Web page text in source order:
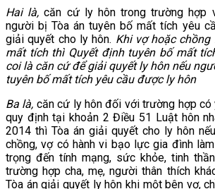
Hai là, căn cứ ly hôn trong trường hợp
người bị Tòa án tuyên bố mất tích yêu
giải quyết cho ly hôn. Khi vợ hoặc
mất tích thì Quyết định tuyên bố mất
coi là căn cứ để giải quyết ly hôn nếu
tuyên bố mất tích yêu cầu được ly hôn
Ba là, căn cứ ly hôn đối với trường hợp có
quy định tại khoản 2 Điều 51 Luật hôn
2014 thì Tòa án giải quyết cho ly hôn
chồng, vợ có hành vi bạo lực gia đình
trọng đến tính mạng, sức khỏe, tinh
trường hợp cha, mẹ, người thân thích
Tòa án giải quyết ly hôn khi một bên vợ,